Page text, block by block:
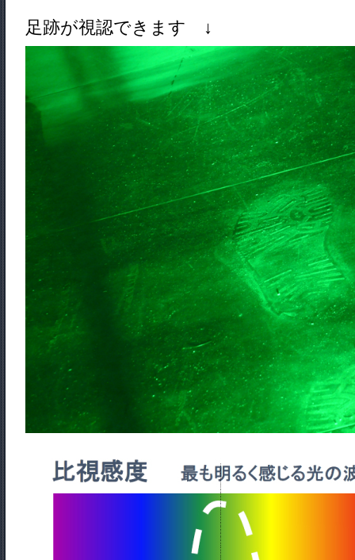
足跡が視認できます ↓